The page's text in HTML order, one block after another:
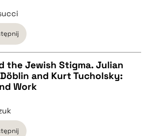
the Jewish Stigma. Julian
and Kurt Tucholsky:
Work